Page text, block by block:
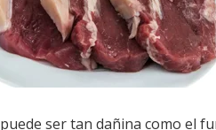
puede ser tan dañina como el